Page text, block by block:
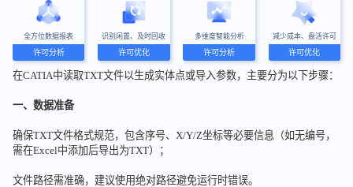
全方位数据报表
许可分析
识别闲置、及时回收
许可优化
多维度智能分析
许可分析
减少成本、盘活许可
许可优化
在CATIA中读取TXT文件以生成实体点或导入参数，主要分为以下步骤：
一、数据准备
确保TXT文件格式规范，包含序号、X/Y/Z坐标等必要信息（如无编号，
需在Excel中添加后导出为TXT）；
文件路径需准确，建议使用绝对路径避免运行时错误。